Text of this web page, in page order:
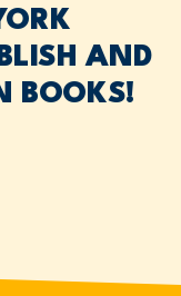
AND
BOOKS!